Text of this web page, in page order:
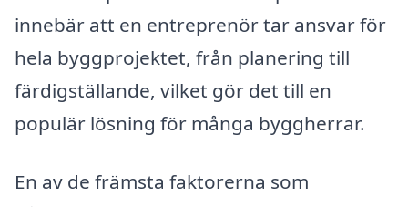
innebär att en entreprenör tar ansvar för
hela byggprojektet, från planering till
färdigställande, vilket gör det till en
populär lösning för många byggherrar.
En av de främsta faktorerna som